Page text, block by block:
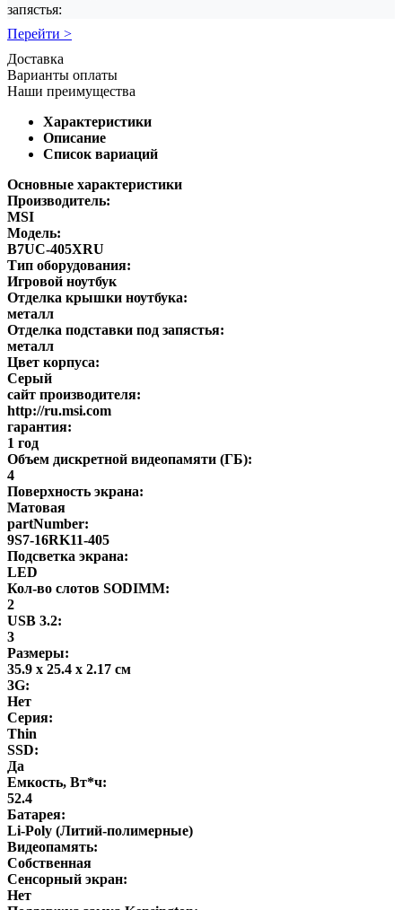
запястья:
Перейти >
Доставка
Варианты оплаты
Наши преимущества
Характеристики
Описание
Список вариаций
Основные характеристики
Производитель:
MSI
Модель:
B7UC-405XRU
Тип оборудования:
Игровой ноутбук
Отделка крышки ноутбука:
металл
Отделка подставки под запястья:
металл
Цвет корпуса:
Серый
сайт производителя:
http://ru.msi.com
гарантия:
1 год
Объем дискретной видеопамяти (ГБ):
4
Поверхность экрана:
Матовая
partNumber:
9S7-16RK11-405
Подсветка экрана:
LED
Кол-во слотов SODIMM:
2
USB 3.2:
3
Размеры:
35.9 x 25.4 x 2.17 см
3G:
Нет
Серия:
Thin
SSD:
Да
Емкость, Вт*ч:
52.4
Батарея:
Li-Poly (Литий-полимерные)
Видеопамять:
Собственная
Сенсорный экран:
Нет